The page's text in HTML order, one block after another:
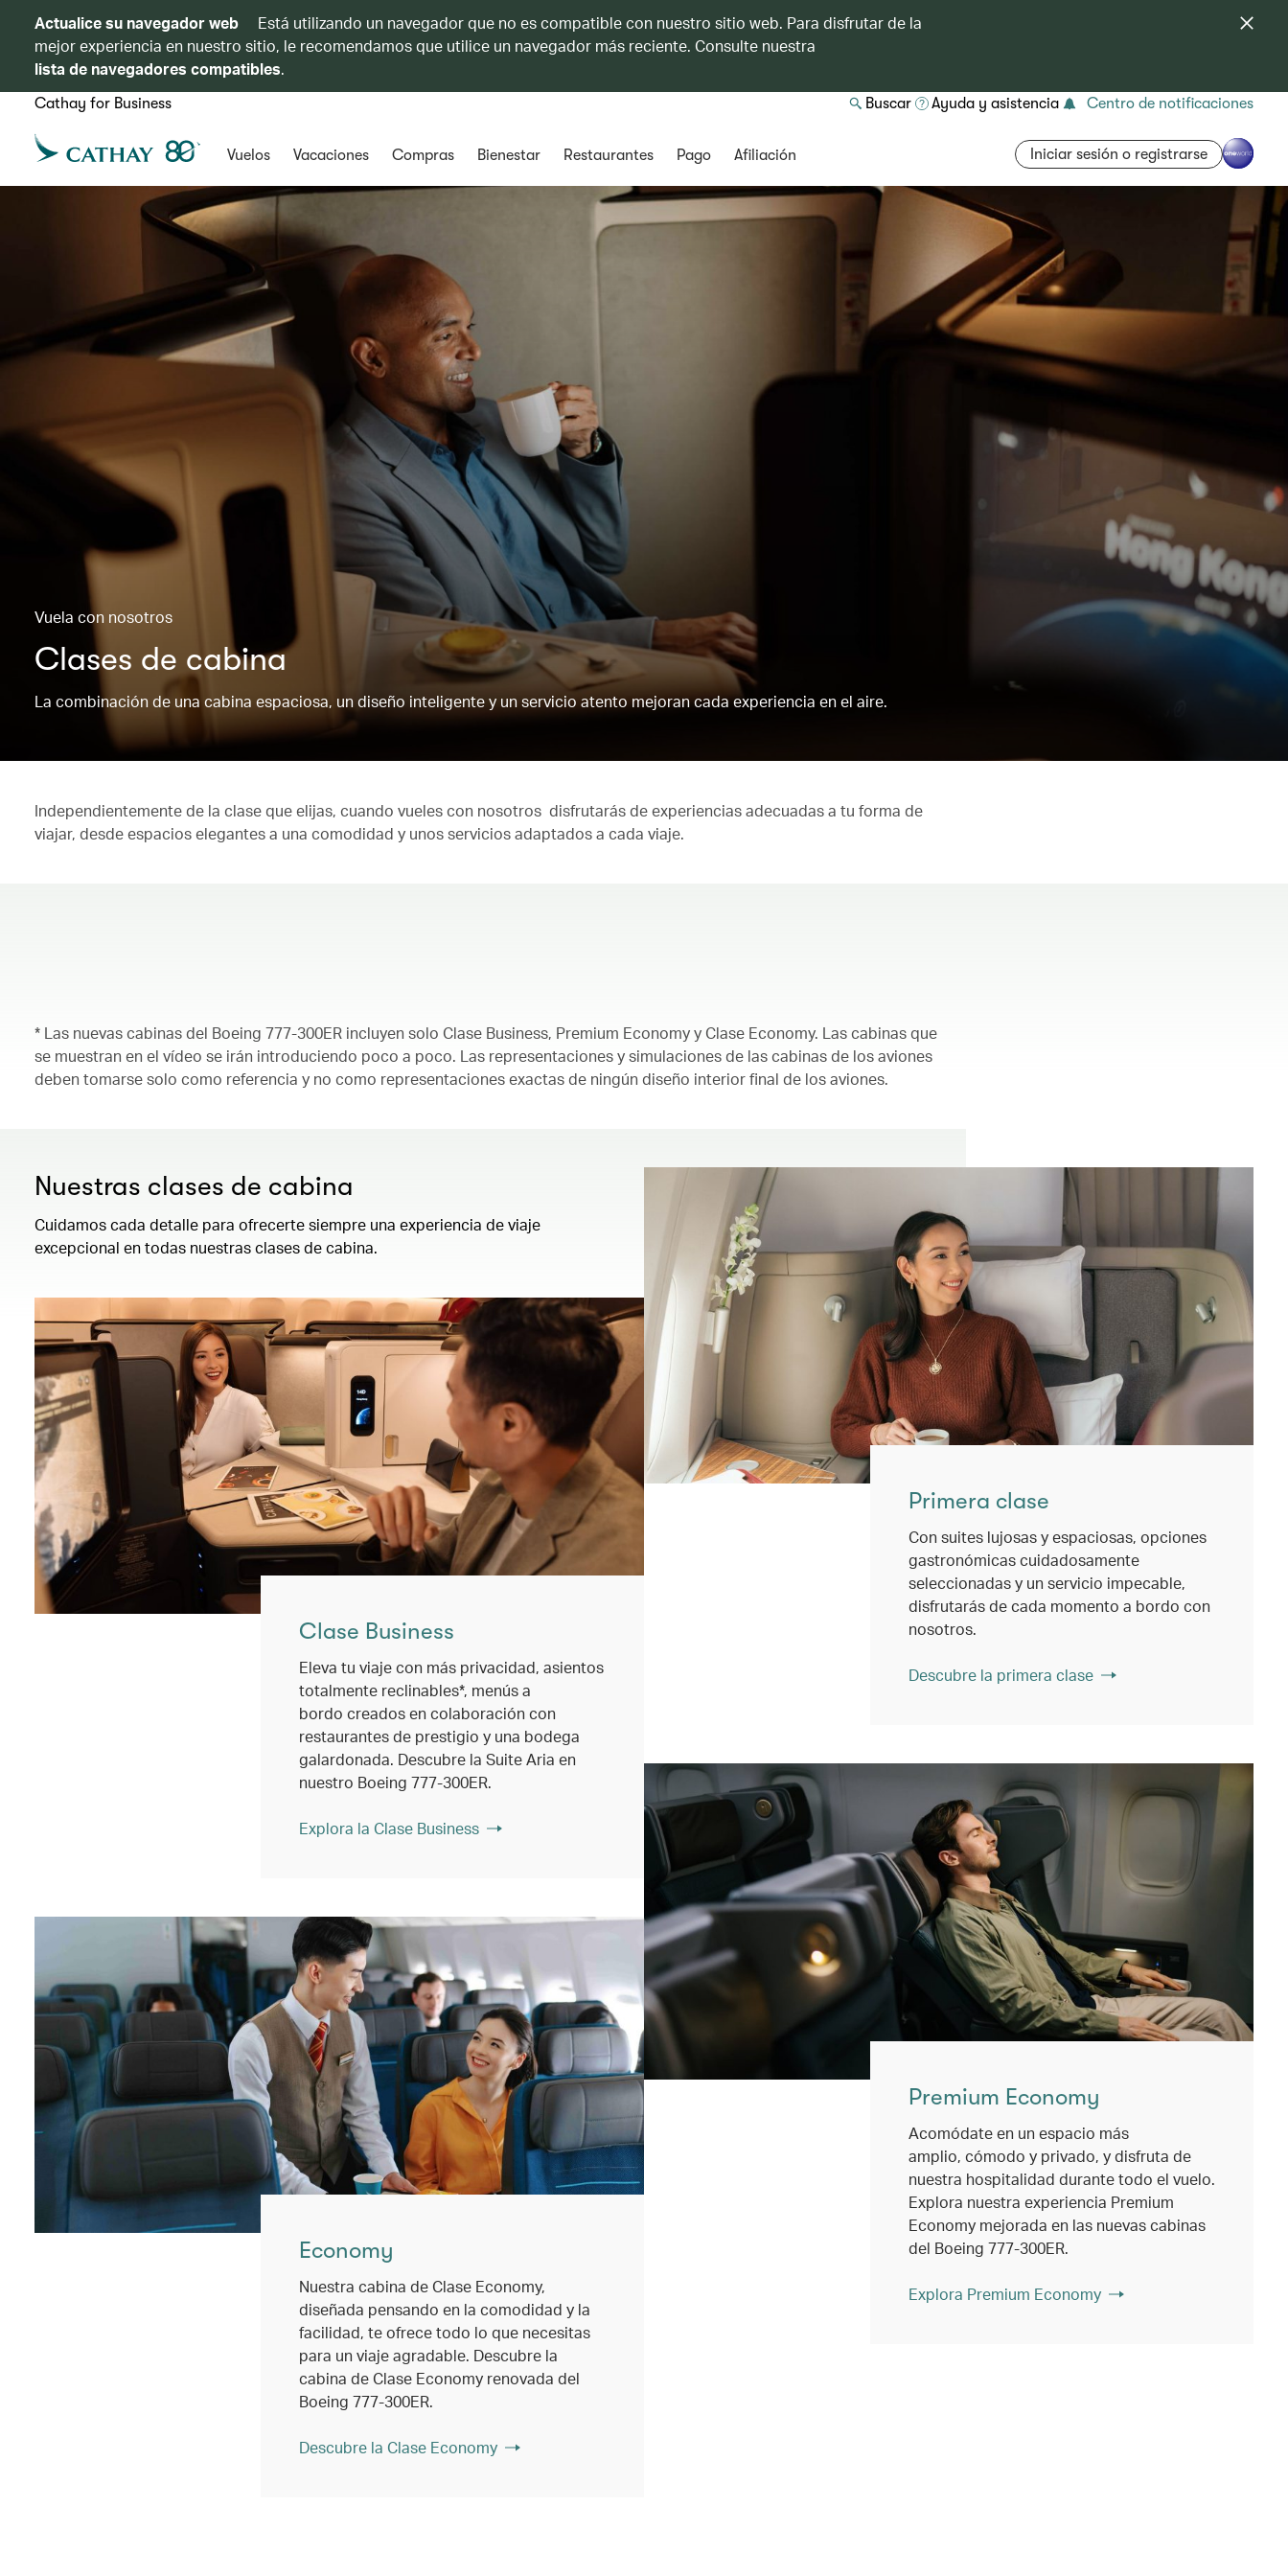
Actualice su navegador web
Está utilizando un navegador que no es compatible con nuestro sitio web. Para disfrutar de la
mejor experiencia en nuestro sitio, le recomendamos que utilice un navegador más reciente. Consulte nuestra
lista de navegadores compatibles.
Cathay for Business Buscar Ayuda y asistencia Centro de notificaciones
Vuelos Vacaciones Compras Bienestar Restaurantes Pago Afiliación Iniciar sesión o registrarse
Vuela con nosotros
Clases de cabina
La combinación de una cabina espaciosa, un diseño inteligente y un servicio atento mejoran cada experiencia en el aire.
Independientemente de la clase que elijas, cuando vueles con nosotros disfrutarás de experiencias adecuadas a tu forma de
viajar, desde espacios elegantes a una comodidad y unos servicios adaptados a cada viaje.
* Las nuevas cabinas del Boeing 777-300ER incluyen solo Clase Business, Premium Economy y Clase Economy. Las cabinas que
se muestran en el vídeo se irán introduciendo poco a poco. Las representaciones y simulaciones de las cabinas de los aviones
deben tomarse solo como referencia y no como representaciones exactas de ningún diseño interior final de los aviones.
Nuestras clases de cabina
Cuidamos cada detalle para ofrecerte siempre una experiencia de viaje
excepcional en todas nuestras clases de cabina.
Primera clase
Con suites lujosas y espaciosas, opciones
gastronómicas cuidadosamente
seleccionadas y un servicio impecable,
disfrutarás de cada momento a bordo con
nosotros.
Descubre la primera clase
Clase Business
Eleva tu viaje con más privacidad, asientos
totalmente reclinables*, menús a
bordo creados en colaboración con
restaurantes de prestigio y una bodega
galardonada. Descubre la Suite Aria en
nuestro Boeing 777-300ER.
Explora la Clase Business
Premium Economy
Acomódate en un espacio más
amplio, cómodo y privado, y disfruta de
nuestra hospitalidad durante todo el vuelo.
Explora nuestra experiencia Premium
Economy mejorada en las nuevas cabinas
del Boeing 777-300ER.
Explora Premium Economy
Economy
Nuestra cabina de Clase Economy,
diseñada pensando en la comodidad y la
facilidad, te ofrece todo lo que necesitas
para un viaje agradable. Descubre la
cabina de Clase Economy renovada del
Boeing 777-300ER.
Descubre la Clase Economy